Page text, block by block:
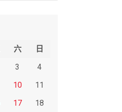
六
日
3
4
10
11
17
18